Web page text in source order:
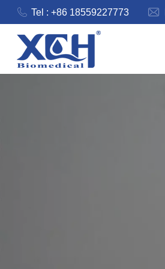
Tel : +86 18559227773